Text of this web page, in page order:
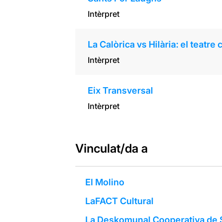
Intèrpret
La Calòrica vs Hilària: el teatre
Intèrpret
Eix Transversal
Intèrpret
Vinculat/da a
El Molino
LaFACT Cultural